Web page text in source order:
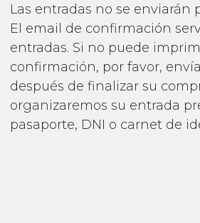
Las entradas no se enviarán
El email de confirmación
entradas. Si no puede
confirmación, por favor,
después de finalizar su
organizaremos su entrada
pasaporte, DNI o carnet de